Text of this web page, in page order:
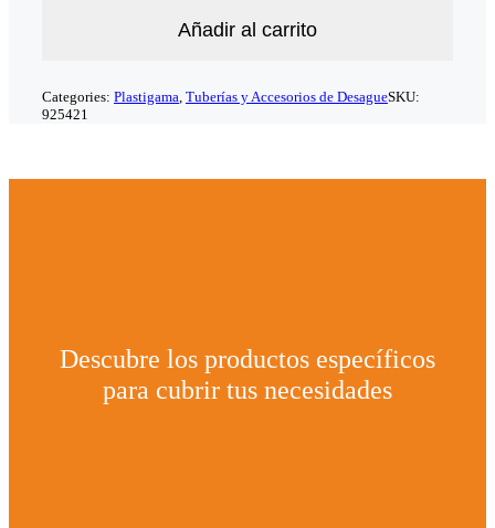
Añadir al carrito
Categories: Plastigama, Tuberías y Accesorios de DesagueSKU:
925421
Descubre los productos específicos
para cubrir tus necesidades